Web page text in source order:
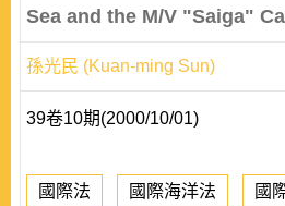
Sea and the M/V "Saiga"
孫光民 (Kuan-ming Sun)
39卷10期(2000/10/01)
國際法 國際海洋法 國